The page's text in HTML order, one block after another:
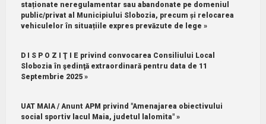
staționate neregulamentar sau abandonate pe domeniul
public/privat al Municipiului Slobozia, precum și relocarea
vehiculelor în situațiile expres prevăzute de lege »
D I S P O Z I Ţ I E privind convocarea Consiliului Local
Slobozia în şedinţă extraordinară pentru data de 11
Septembrie 2025 »
UAT MAIA / Anunt APM privind "Amenajarea obiectivului
social sportiv lacul Maia, judetul lalomita" »